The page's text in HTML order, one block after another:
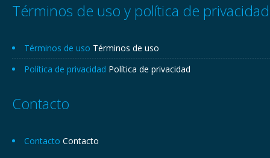
Términos de uso y política de privacidad
Términos de uso Términos de uso
Política de privacidad Política de privacidad
Contacto
Contacto Contacto